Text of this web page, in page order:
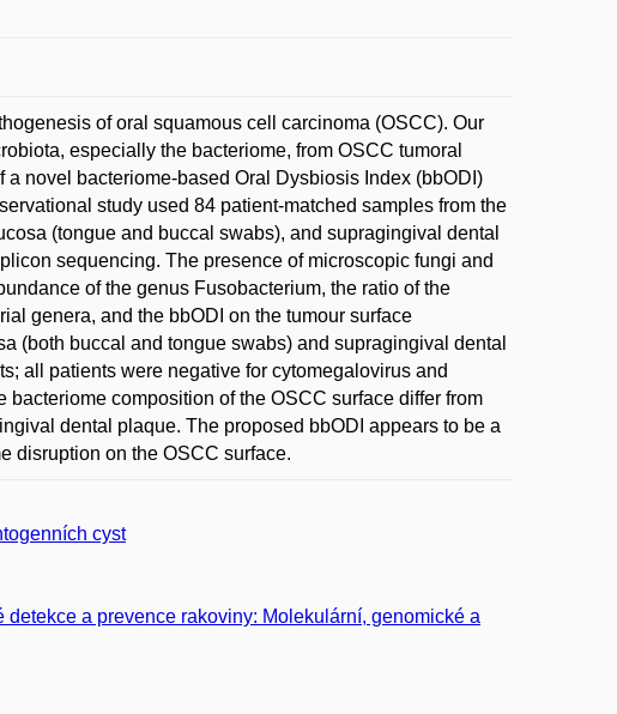
of oral squamous cell carcinoma (OSCC). Our
especially the bacteriome, from OSCC tumoral
novel bacteriome-based Oral Dysbiosis Index (bbODI)
study used 84 patient-matched samples from the
(tongue and buccal swabs), and supragingival dental
sequencing. The presence of microscopic fungi and
of the genus Fusobacterium, the ratio of the
genera, and the bbODI on the tumour surface
(both buccal and tongue swabs) and supragingival dental
all patients were negative for cytomegalovirus and
composition of the OSCC surface differ from
dental plaque. The proposed bbODI appears to be a
disruption on the OSCC surface.
cyst
a prevence rakoviny: Molekulární, genomické a